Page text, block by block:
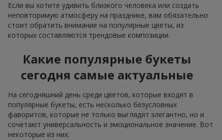
Если вы хотите удивить близкого человека или создать
неповторимую атмосферу на празднике, вам обязательно
стоит обратить внимание на популярные цветы, из
которых составляются трендовые композиции.
Какие популярные букеты
сегодня самые актуальные
На сегодняшний день среди цветов, которые входят в
популярные букеты, есть несколько безусловных
фаворитов, которые не только выглядят элегантно, но и
сочетают универсальность и эмоциональное значение. Вот
некоторые из них: